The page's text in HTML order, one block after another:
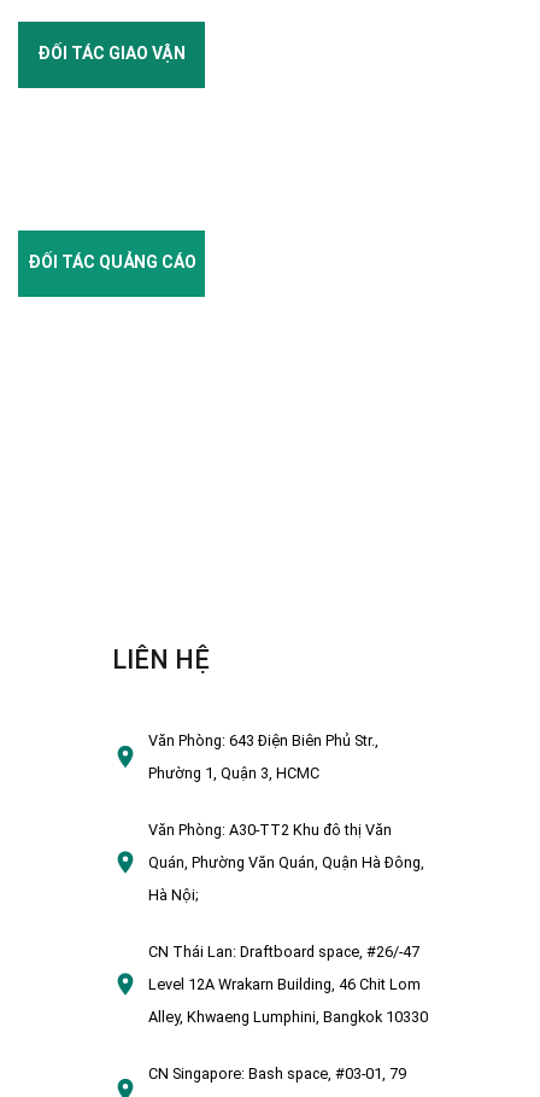
ĐỐI TÁC GIAO VẬN
ĐỐI TÁC QUẢNG CÁO
LIÊN HỆ
Văn Phòng:643 Điện Biên Phủ Str.,
Phường 1, Quận 3, HCMC
Văn Phòng:A30-TT2 Khu đô thị Văn
Quán, Phường Văn Quán, Quận Hà Đông,
Hà Nội;
CN Thái Lan: Draftboard space, #26/-47
Level 12A Wrakarn Building, 46 Chit Lom
Alley, Khwaeng Lumphini, Bangkok 10330
CN Singapore: Bash space, #03-01, 79